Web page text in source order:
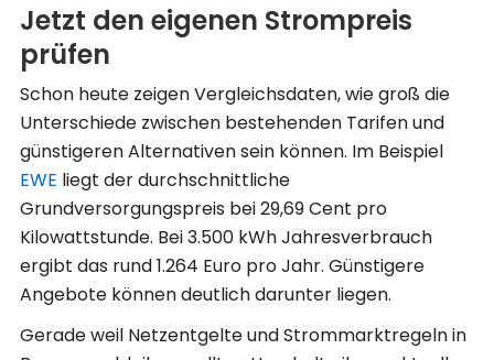
Jetzt den eigenen Strompreis
prüfen
Schon heute zeigen Vergleichsdaten, wie groß die
Unterschiede zwischen bestehenden Tarifen und
günstigeren Alternativen sein können. Im Beispiel
EWE liegt der durchschnittliche
Grundversorgungspreis bei 29,69 Cent pro
Kilowattstunde. Bei 3.500 kWh Jahresverbrauch
ergibt das rund 1.264 Euro pro Jahr. Günstigere
Angebote können deutlich darunter liegen.
Gerade weil Netzentgelte und Strommarktregeln in